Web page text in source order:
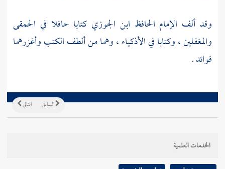
وقد ألف الإمام الحافظ ابن الجوزي كتابا حافلا في الحمقى
والمغفلين ، وكتابا في الأذكياء ، وهما من ألطف الكتب وأغزرهما
فوائد .
التالي السابق
الخدمات العلمية